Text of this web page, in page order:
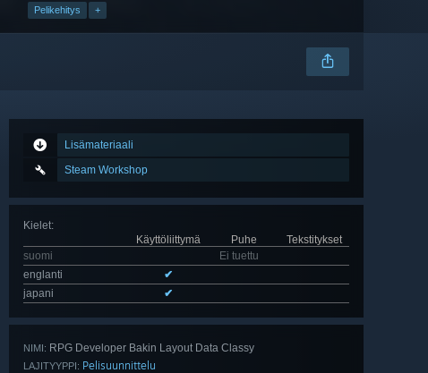
Pelikehitys +
Lisämateriaali
Steam Workshop
Kielet:
Käyttöliittymä
Puhe
Tekstitykset
suomi
Ei tuettu
englanti
✔
japani
✔
NIMI: RPG Developer Bakin Layout Data Classy
LAJITYYPPI: Pelisuunnittelu